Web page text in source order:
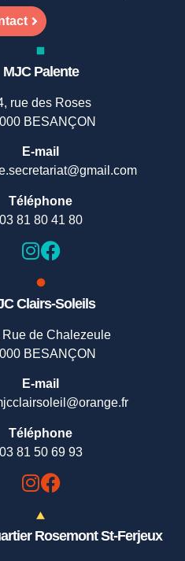
MJC Palente
rue des Roses
BESANÇON
E-mail
Téléphone
03 81 80 41 80
Clairs-Soleils
Rue de Chalezeule
BESANÇON
E-mail
Téléphone
03 81 50 69 93
Rosemont St-Ferjeux